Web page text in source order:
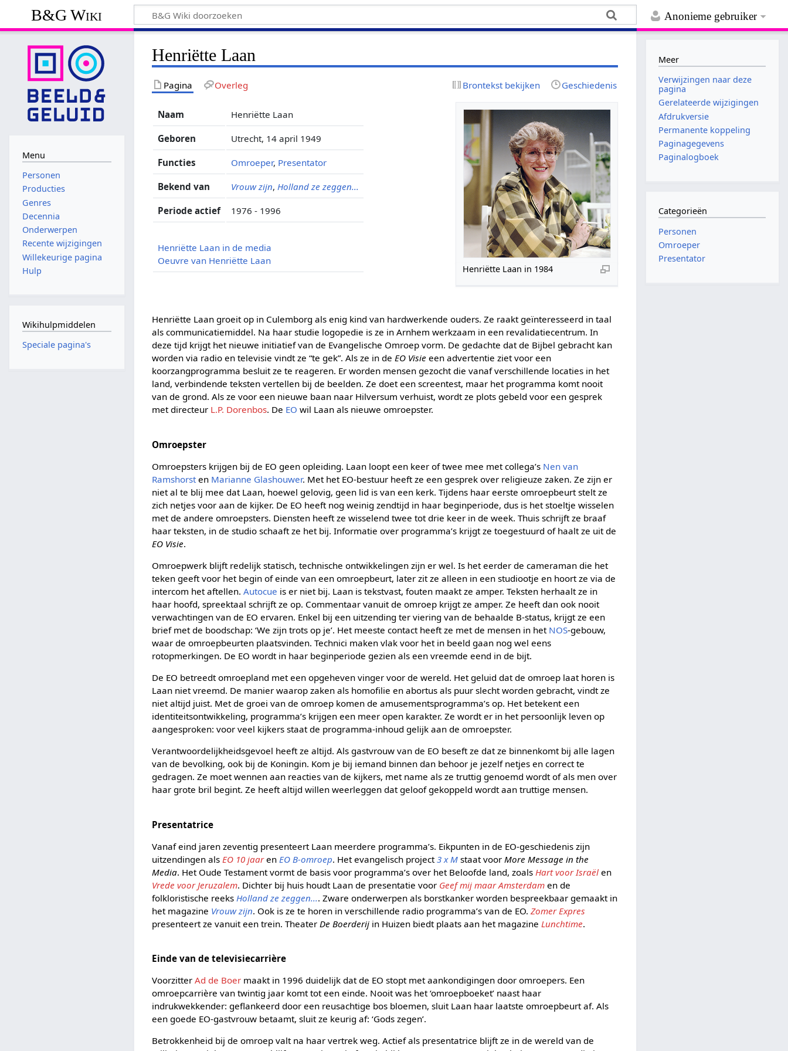
Anonieme gebruiker
B&G Wiki
Henriëtte Laan
Pagina Overleg Brontekst bekijken Geschiedenis
Henriëtte Laan in 1984
Naam Henriëtte Laan
Geboren Utrecht, 14 april 1949
Functies Omroeper, Presentator
Bekend van Vrouw zijn, Holland ze zeggen...
Periode actief 1976 - 1996
Henriëtte Laan in de media
Oeuvre van Henriëtte Laan
Henriëtte Laan groeit op in Culemborg als enig kind van hardwerkende ouders. Ze raakt geïnteresseerd in taal
als communicatiemiddel. Na haar studie logopedie is ze in Arnhem werkzaam in een revalidatiecentrum. In
deze tijd krijgt het nieuwe initiatief van de Evangelische Omroep vorm. De gedachte dat de Bijbel gebracht kan
worden via radio en televisie vindt ze “te gek”. Als ze in deEO Visie een advertentie ziet voor een
koorzangprogramma besluit ze te reageren. Er worden mensen gezocht die vanaf verschillende locaties in het
land, verbindende teksten vertellen bij de beelden. Ze doet een screentest, maar het programma komt nooit
van de grond. Als ze voor een nieuwe baan naar Hilversum verhuist, wordt ze plots gebeld voor een gesprek
met directeur L.P. Dorenbos. De EO wil Laan als nieuwe omroepster.
Omroepster
Omroepsters krijgen bij de EO geen opleiding. Laan loopt een keer of twee mee met collega’s Nen van
Ramshorst en Marianne Glashouwer. Met het EO-bestuur heeft ze een gesprek over religieuze zaken. Ze zijn er
niet al te blij mee dat Laan, hoewel gelovig, geen lid is van een kerk. Tijdens haar eerste omroepbeurt stelt ze
zich netjes voor aan de kijker. De EO heeft nog weinig zendtijd in haar beginperiode, dus is het stoeltje wisselen
met de andere omroepsters. Diensten heeft ze wisselend twee tot drie keer in de week. Thuis schrijft ze braaf
haar teksten, in de studio schaaft ze het bij. Informatie over programma’s krijgt ze toegestuurd of haalt ze uit de
EO Visie.
Omroepwerk blijft redelijk statisch, technische ontwikkelingen zijn er wel. Is het eerder de cameraman die het
teken geeft voor het begin of einde van een omroepbeurt, later zit ze alleen in een studiootje en hoort ze via de
intercom het aftellen.Autocue is er niet bij. Laan is tekstvast, fouten maakt ze amper. Teksten herhaalt ze in
haar hoofd, spreektaal schrijft ze op. Commentaar vanuit de omroep krijgt ze amper. Ze heeft dan ook nooit
verwachtingen van de EO ervaren. Enkel bij een uitzending ter viering van de behaalde B-status, krijgt ze een
brief met de boodschap: ‘We zijn trots op je’. Het meeste contact heeft ze met de mensen in het NOS-gebouw,
waar de omroepbeurten plaatsvinden. Technici maken vlak voor het in beeld gaan nog wel eens
rotopmerkingen. De EO wordt in haar beginperiode gezien als een vreemde eend in de bijt.
De EO betreedt omroepland met een opgeheven vinger voor de wereld. Het geluid dat de omroep laat horen is
Laan niet vreemd. De manier waarop zaken als homofilie en abortus als puur slecht worden gebracht, vindt ze
niet altijd juist. Met de groei van de omroep komen de amusementsprogramma’s op. Het betekent een
identiteitsontwikkeling, programma’s krijgen een meer open karakter. Ze wordt er in het persoonlijk leven op
aangesproken: voor veel kijkers staat de programma-inhoud gelijk aan de omroepster.
Verantwoordelijkheidsgevoel heeft ze altijd. Als gastvrouw van de EO beseft ze dat ze binnenkomt bij alle lagen
van de bevolking, ook bij de Koningin. Kom je bij iemand binnen dan behoor je jezelf netjes en correct te
gedragen. Ze moet wennen aan reacties van de kijkers, met name als ze truttig genoemd wordt of als men over
haar grote bril begint. Ze heeft altijd willen weerleggen dat geloof gekoppeld wordt aan truttige mensen.
Presentatrice
Vanaf eind jaren zeventig presenteert Laan meerdere programma’s. Eikpunten in de EO-geschiedenis zijn
uitzendingen als EO 10 jaaren EO B-omroep. Het evangelisch project3 x M staat voor More Message in the
Media. Het Oude Testament vormt de basis voor programma’s over het Beloofde land, zoals Hart voor Israël en
Vrede voor Jeruzalem. Dichter bij huis houdt Laan de presentatie voor Geef mij maar Amsterdam en de
folkloristische reeks Holland ze zeggen.... Zware onderwerpen als borstkanker worden bespreekbaar gemaakt in
het magazine Vrouw zijn. Ook is ze te horen in verschillende radio programma’s van de EO.Zomer Expres
presenteert ze vanuit een trein. Theater De Boerderij in Huizen biedt plaats aan het magazine Lunchtime.
Einde van de televisiecarrière
VoorzitterAd de Boer maakt in 1996 duidelijk dat de EO stopt met aankondigingen door omroepers. Een
omroepcarrière van twintig jaar komt tot een einde. Nooit was het ‘omroepboeket’ naast haar
indrukwekkender: geflankeerd door een reusachtige bos bloemen, sluit Laan haar laatste omroepbeurt af. Als
een goede EO-gastvrouw betaamt, sluit ze keurig af: ‘Gods zegen’.
Betrokkenheid bij de omroep valt na haar vertrek weg. Actief als presentatrice blijft ze in de wereld van de
Menu
Personen
Producties
Genres
Decennia
Onderwerpen
Recente wijzigingen
Willekeurige pagina
Hulp
Wikihulpmiddelen
Speciale pagina's
Meer
Verwijzingen naar deze
pagina
Gerelateerde wijzigingen
Afdrukversie
Permanente koppeling
Paginagegevens
Paginalogboek
Categorieën
Personen
Omroeper
Presentator